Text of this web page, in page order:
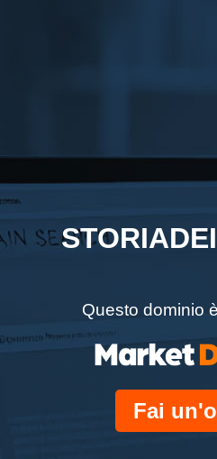
Questo dominio
Fai